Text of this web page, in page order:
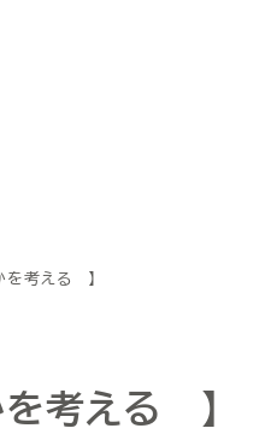
を考える 】
考える 】